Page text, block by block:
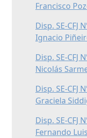
Francisco
Disp. SE-CFJ
Ignacio
Disp. SE-CFJ
Nicolás
Disp. SE-CFJ
Graciela
Disp. SE-CFJ
Fernando